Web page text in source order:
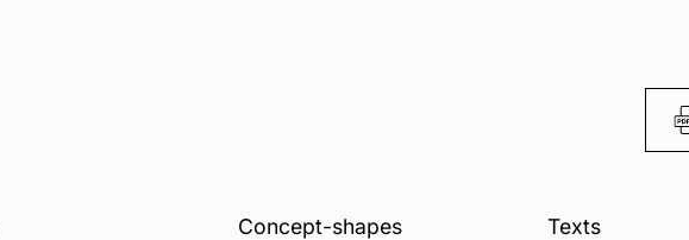
Concept-shapes
Texts